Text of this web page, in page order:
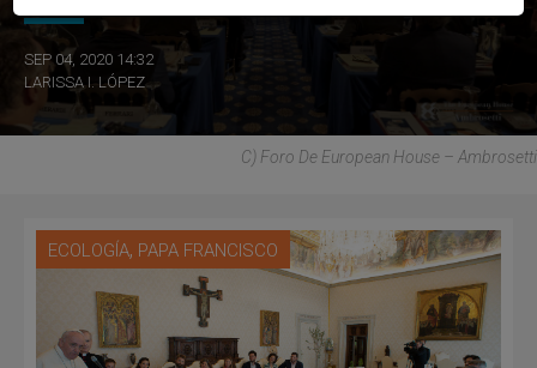
SEP 04, 2020 14:32
LARISSA I. LÓPEZ
C) Foro De European House – Ambrosetti
ECOLOGÍA, PAPA FRANCISCO